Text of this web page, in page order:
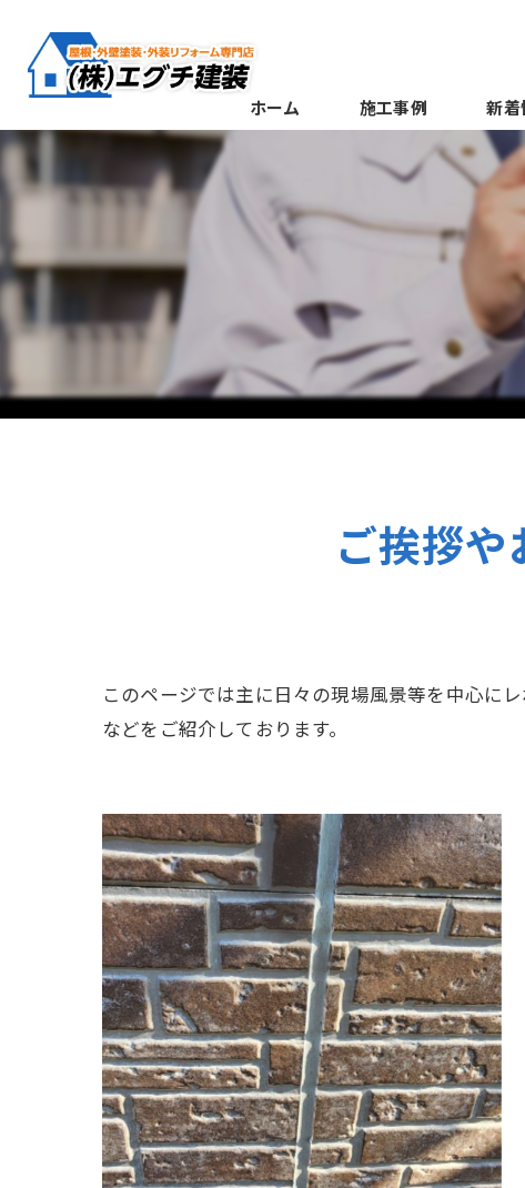
ホーム 施工事例 新着
ご挨拶
このページでは主に日々の現場風景等を中心に
などをご紹介しております。
小城市 三日月町 ダブルトーン塗装